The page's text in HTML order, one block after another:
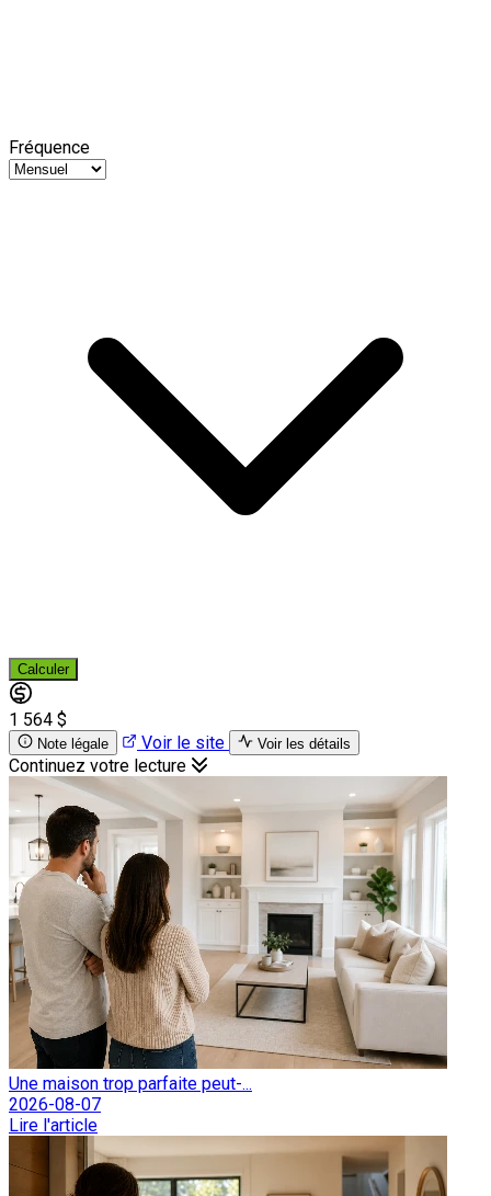
Fréquence
Calculer
1 564 $
Note légale Voir le site Voir les détails
Continuez votre lecture
Une maison trop parfaite peut-...
2026-08-07
Lire l'article